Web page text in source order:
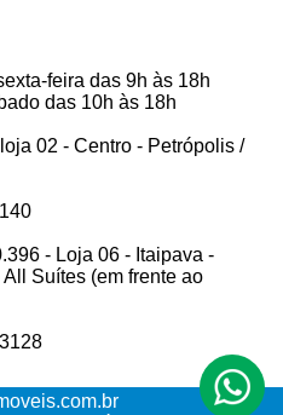
feira das 9h às 18h
das 10h às 18h
02 - Centro - Petrópolis /
- Loja 06 - Itaipava -
Suítes (em frente ao